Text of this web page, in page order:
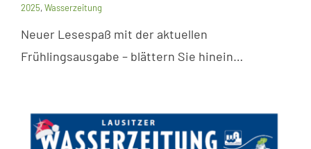
2025,Wasserzeitung
Neuer Lesespaß mit der aktuellen
Frühlingsausgabe – blättern Sie hinein…